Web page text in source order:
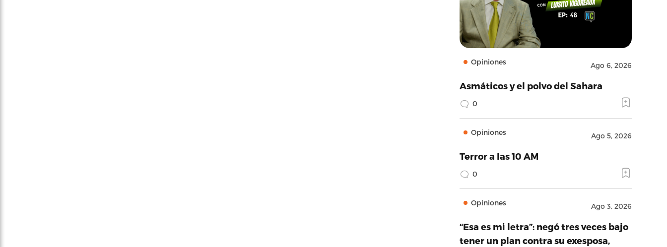
Opiniones Ago 6, 2026
Asmáticos y el polvo del Sahara
0
Opiniones Ago 5, 2026
Terror a las 10 AM
0
Opiniones Ago 3, 2026
“Esa es mi letra”: negó tres veces bajo
tener un plan contra su exesposa,